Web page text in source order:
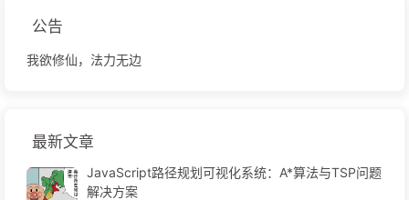
公告
我欲修仙，法力无边
最新文章
JavaScript路径规划可视化系统：A*算法与TSP问题
解决方案